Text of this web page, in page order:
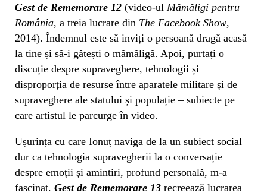
Gest de Rememorare 12 (video-ul Mămăligi pentru
România, a treia lucrare din The Facebook Show,
2014). Îndemnul este să inviți o persoană dragă acasă
la tine și să-i gătești o mămăligă. Apoi, purtați o
discuție despre supraveghere, tehnologii și
disproporția de resurse între aparatele militare și de
supraveghere ale statului și populație – subiecte pe
care artistul le parcurge în video.
Ușurința cu care Ionuț naviga de la un subiect social
dur ca tehnologia supravegherii la o conversație
despre emoții și amintiri, profund personală, m-a
fascinat. Gest de Rememorare 13 recreează lucrarea